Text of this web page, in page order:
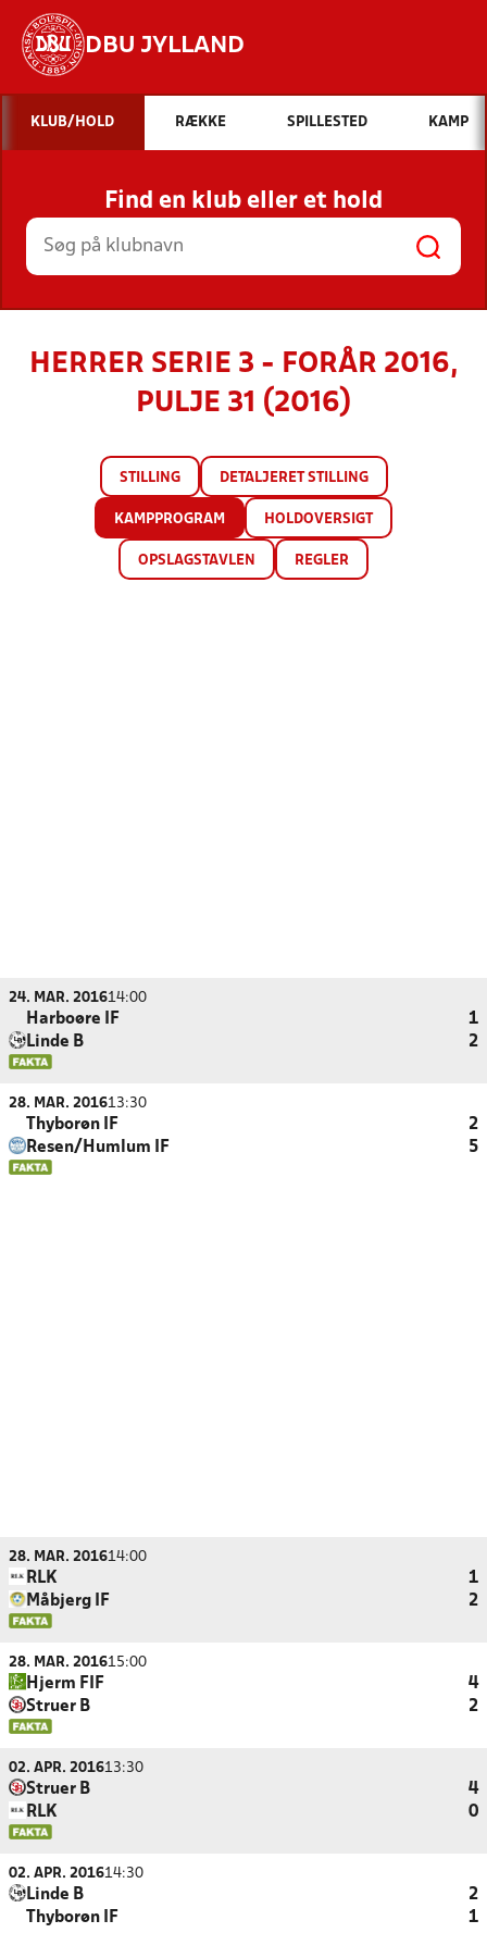
DBU JYLLAND
Hvad vil du søge efter?
INDHOLD OG NYHEDER
STILLINGER, RESULTATER, KLUBBER OG
HOLD
KLUB/HOLD RÆKKE SPILLESTED KAMP
Find en klub eller et hold
HERRER SERIE 3 - FORÅR 2016,
PULJE 31 (2016)
STILLING DETALJERET STILLING
KAMPPROGRAM HOLDOVERSIGT
OPSLAGSTAVLEN REGLER
24. MAR. 201614:00
Harboøre IF
1
Linde B
2
28. MAR. 201613:30
Thyborøn IF
2
Resen/Humlum IF
5
28. MAR. 201614:00
RLK
1
Måbjerg IF
2
28. MAR. 201615:00
Hjerm FIF
4
Struer B
2
02. APR. 201613:30
Struer B
4
RLK
0
02. APR. 201614:30
Linde B
2
Thyborøn IF
1